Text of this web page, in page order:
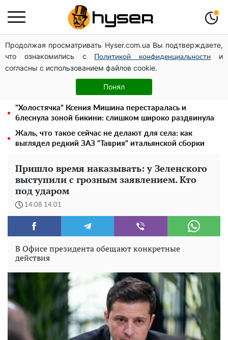
Продолжая просматривать Hyser.com.ua Вы подтверждаете,
что ознакомились с
Политикой конфиденциальности
и
согласны с использованием файлов cookie.
Понял
Месяц без света, лютый холод и коммунальные
платежи на тысячи гривен: народ "ломают" в
отключения
Полностью голая Анна Тринчер блеснула
"прелестями": таких размеров вы еще не видели
"Холостячка" Ксения Мишина перестаралась и
блеснула зоной бикини: слишком широко раздвинула
Жаль, что такое сейчас не делают для села: как
выглядел редкий ЗАЗ "Таврия" итальянской сборки
Пришло время наказывать: у Зеленского
выступили с грозным заявлением. Кто
под ударом
14:08 14.01
В Офисе президента обещают конкретные
действия